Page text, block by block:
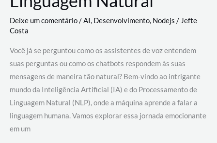
Deixe um comentário/AI, Desenvolvimento, Nodejs / Jefte
Costa
Você já se perguntou como os assistentes de voz entendem
suas perguntas ou como os chatbots respondem às suas
mensagens de maneira tão natural? Bem-vindo ao intrigante
mundo da Inteligência Artificial (IA) e do Processamento de
Linguagem Natural (NLP), onde a máquina aprende a falar a
linguagem humana. Vamos explorar essa jornada emocionante
em um